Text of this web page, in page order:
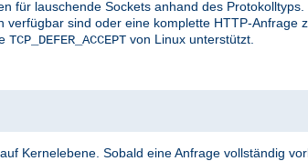
für lauschende Sockets anhand des
sind oder eine komplette HTTP-Anfrage
TCP_DEFER_ACCEPT von Linux unterstützt.
Kernelebene. Sobald eine Anfrage vollständig